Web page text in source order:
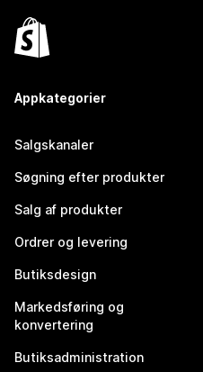
Appkategorier
Salgskanaler
Søgning efter produkter
Salg af produkter
Ordrer og levering
Butiksdesign
Markedsføring og
konvertering
Butiksadministration